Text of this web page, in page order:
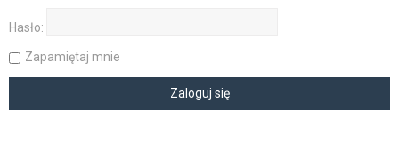
Hasło:
Zapamiętaj mnie